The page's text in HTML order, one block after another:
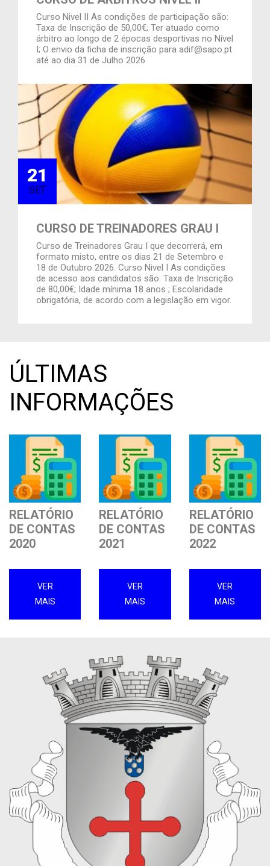
Curso Nivel II As condições de participação são:
Taxa de Inscrição de 50,00€; Ter atuado como
árbitro ao longo de 2 épocas desportivas no Nível
I; O envio da ficha de inscrição para adif@sapo.pt
até ao dia 31 de Julho 2026
21
SET
CURSO DE TREINADORES GRAU I
Curso de Treinadores Grau I que decorrerá, em
formato misto, entre os dias 21 de Setembro e
18 de Outubro 2026. Curso Nivel I As condições
de acesso aos candidatos são: Taxa de Inscrição
de 80,00€; Idade mínima 18 anos ; Escolaridade
obrigatória, de acordo com a legislação em vigor.
ÚLTIMAS
INFORMAÇÕES
RELATÓRIO
DE CONTAS
2020
VER
MAIS
RELATÓRIO
DE CONTAS
2021
VER
MAIS
RELATÓRIO
DE CONTAS
2022
VER
MAIS